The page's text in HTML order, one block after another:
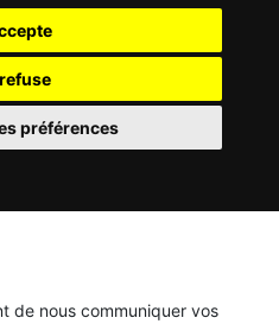
préférences
de nous communiquer vos